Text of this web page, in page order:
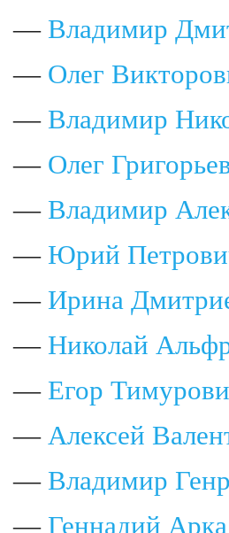
— Владимир
— Олег
— Владимир
— Олег
— Владимир
— Юрий
— Ирина
— Николай
— Егор
— Алексей
— Владимир
— Геннадий